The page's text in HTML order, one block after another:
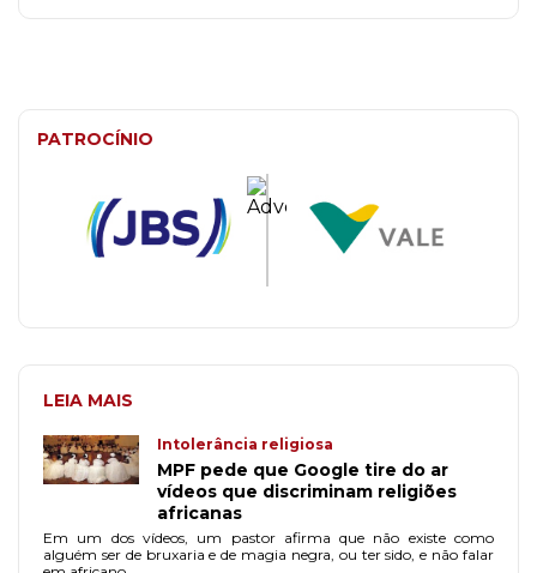
PATROCÍNIO
LEIA MAIS
Intolerância religiosa
MPF pede que Google tire do ar
vídeos que discriminam religiões
africanas
Em um dos vídeos, um pastor afirma que não existe como
alguém ser de bruxaria e de magia negra, ou ter sido, e não falar